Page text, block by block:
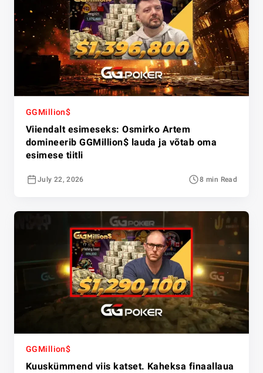
GGMillion$
Viiendalt esimeseks: Osmirko Artem
domineerib GGMillion$ lauda ja võtab oma
esimese tiitli
July 22, 2026 8 min Read
GGMillion$
Kuuskümmend viis katset. Kaheksa finaallaua